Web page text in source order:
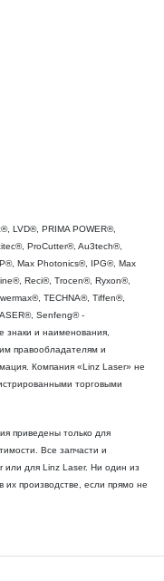
LVD®, PRIMA POWER®,
ProCutter®, Au3tech®,
Max Photonics®, IPG®, Max
Reci®, Trocen®, Ryxon®,
TECHNA®, Tiffen®,
Senfeng® -
знаки и наименования,
правообладателям и
Компания «Linz Laser» не
торговыми
приведены только для
Все запчасти и
или для Linz Laser. Ни один из
их производстве, если прямо не